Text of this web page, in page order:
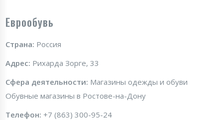
Еврообувь
Страна: Россия
Адрес: Рихарда Зорге, 33
Сфера деятельности: Магазины одежды и обуви
Обувные магазины в Ростове-на-Дону
Телефон: +7 (863) 300-95-24